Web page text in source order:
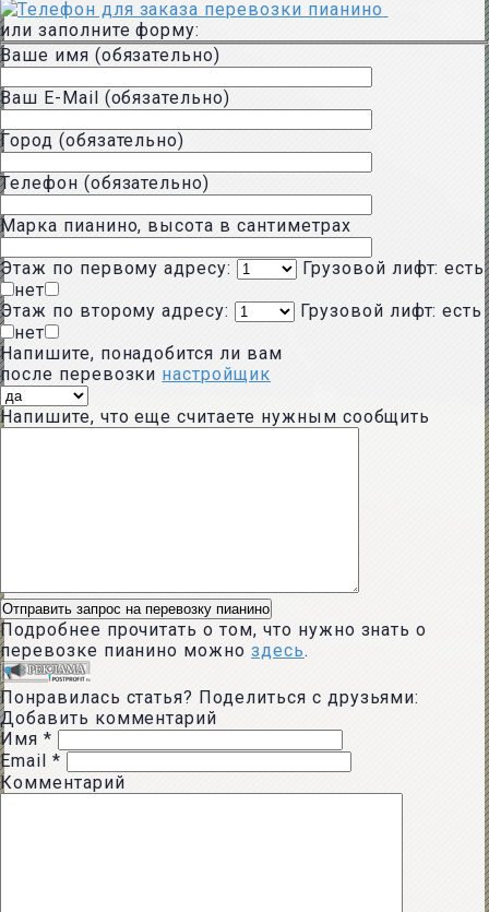
или заполните форму:
Ваше имя (обязательно)
Ваш E-Mail (обязательно)
Город (обязательно)
Телефон (обязательно)
Марка пианино, высота в сантиметрах
Этаж по первому адресу: Грузовой лифт:есть
нет
Этаж по второму адресу:
Грузовой лифт:есть
нет
Напишите, понадобится ли вам
после перевозки настройщик
Напишите, что еще считаете нужным сообщить
Подробнее прочитать о том, что нужно знать о
перевозке пианино можноздесь.
Понравилась статья? Поделиться с друзьями:
Добавить комментарий
Имя *
Email *
Комментарий